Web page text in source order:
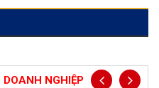
NGHIỆP